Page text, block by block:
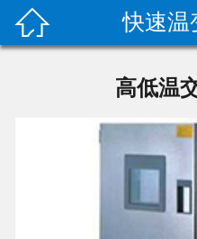
 快速温
高低温